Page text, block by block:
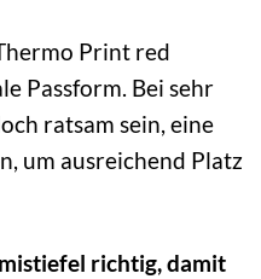
Print red
Passform. Bei sehr
ratsam sein, eine
um ausreichend Platz
richtig, damit